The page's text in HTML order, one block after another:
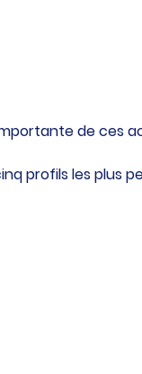
de ces
profils les plus